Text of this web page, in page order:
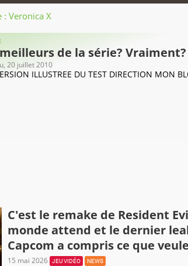
: Veronica X
de la série? Vraiment?
, 20 juillet 2010
ILLUSTREE DU TEST DIRECTION
C'est le remake de Resident
monde attend et le dernier
Capcom a compris ce que
15 mai 2026 JEU VIDÉO NEWS